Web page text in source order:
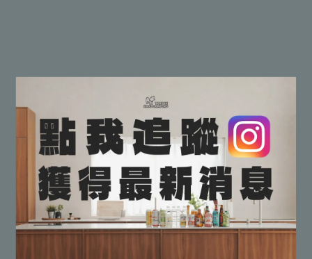
✔保證完整售後服務
【貼心小提醒📢📢】
📌由於實體門市與網路商店同時販售
📌請務必詢問有無現貨再下標哦，非常感謝